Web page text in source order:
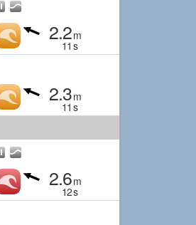
2.2m
11 s
2.3m
11 s
2.6m
12s